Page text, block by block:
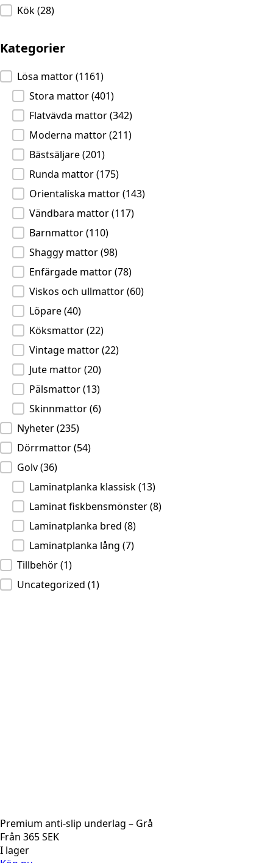
Kök(28)
Kategorier
Kategorier
Lösa mattor(1161)
Stora mattor(401)
Flatvävda mattor(342)
Moderna mattor(211)
Bästsäljare(201)
Runda mattor(175)
Orientaliska mattor(143)
Vändbara mattor(117)
Barnmattor(110)
Shaggy mattor(98)
Enfärgade mattor(78)
Viskos och ullmattor(60)
Löpare(40)
Köksmattor(22)
Vintage mattor(22)
Jute mattor(20)
Pälsmattor(13)
Skinnmattor(6)
Nyheter(235)
Dörrmattor(54)
Golv(36)
Laminatplanka klassisk(13)
Laminat fiskbensmönster(8)
Laminatplanka bred (8)
Laminatplanka lång (7)
Tillbehör(1)
Uncategorized (1)
Premium anti-slip underlag – Grå
Från 365SEK
I lager